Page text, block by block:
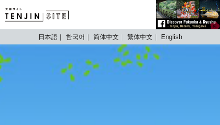
TENJIN SITE
日本語 한국어 简体中文 繁体中文 English